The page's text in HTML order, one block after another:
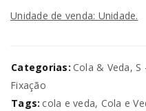
Unidade de venda: Unidade.
Categorias: Cola & Veda, S
Fixação
Tags: cola e veda, Cola e